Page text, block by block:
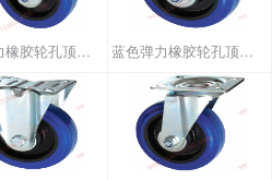
蓝色弹力橡胶轮孔顶刹车 蓝色弹力橡胶轮孔顶活动